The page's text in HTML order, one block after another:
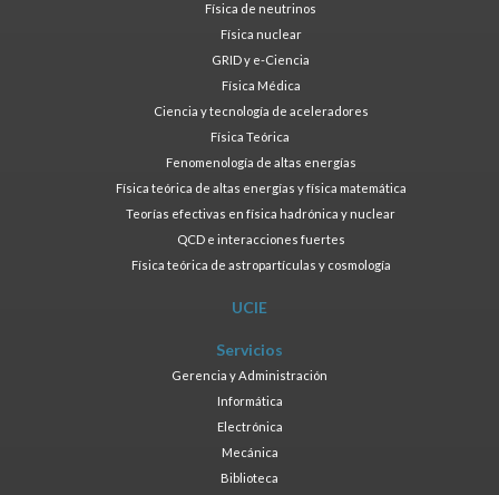
Física de neutrinos
Física nuclear
GRID y e-Ciencia
Física Médica
Ciencia y tecnología de aceleradores
Física Teórica
Fenomenología de altas energías
Física teórica de altas energías y física matemática
Teorías efectivas en física hadrónica y nuclear
QCD e interacciones fuertes
Física teórica de astropartículas y cosmología
UCIE
Servicios
Gerencia y Administración
Informática
Electrónica
Mecánica
Biblioteca